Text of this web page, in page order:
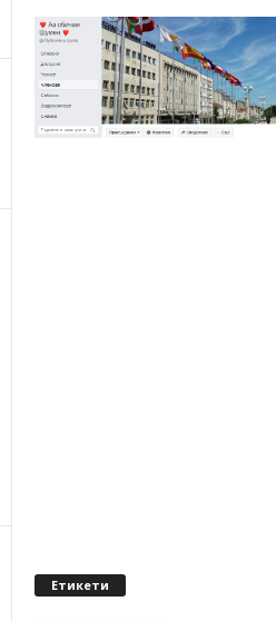
Етикети